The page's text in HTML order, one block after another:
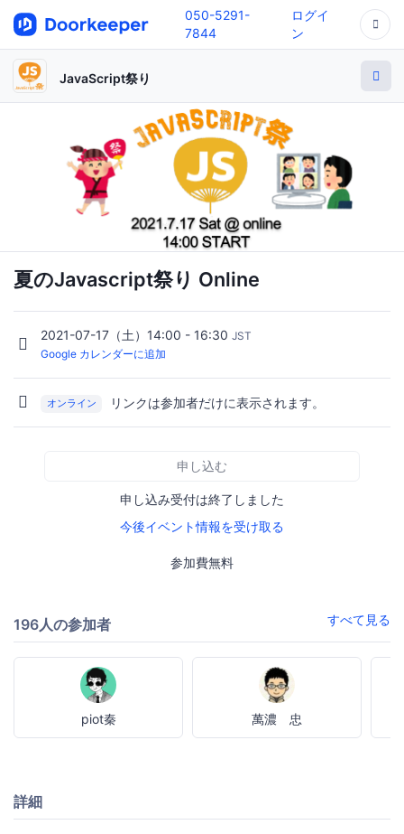
050-5291-
7844
ログイ
ン
JavaScript祭り
夏のJavascript祭り Online
2021-07-17（土）14:00 - 16:30 JST
Google カレンダーに追加
オンライン リンクは参加者だけに表示されます。
申し込む
申し込み受付は終了しました
今後イベント情報を受け取る
参加費無料
196人の参加者 すべて見る
piot秦 萬濃 忠
詳細